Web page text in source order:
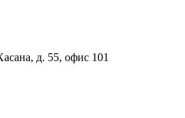
д. 55, офис 101